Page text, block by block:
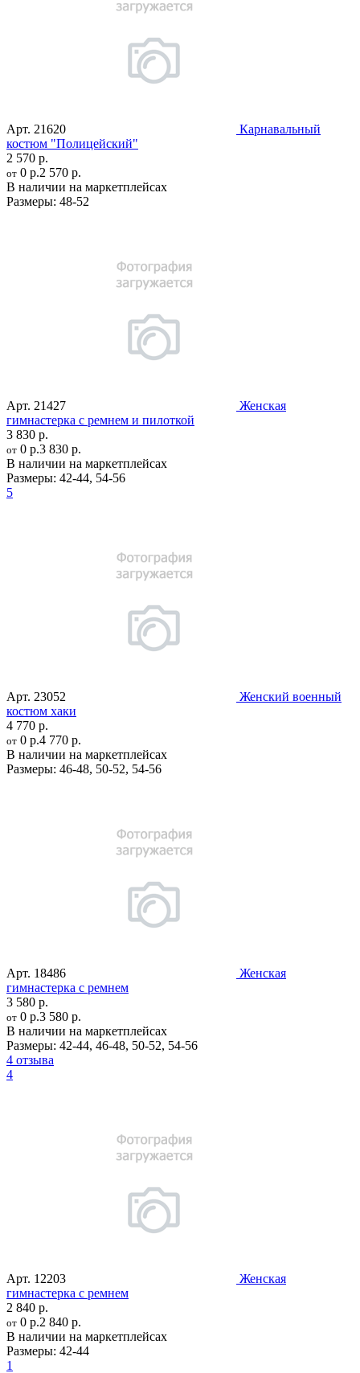
Арт. 21620
Карнавальный
костюм "Полицейский"
2 570 р.
от 0 р.2 570 р.
В наличии на маркетплейсах
Размеры: 48-52
Арт. 21427
Женская
гимнастерка с ремнем и пилоткой
3 830 р.
от 0 р.3 830 р.
В наличии на маркетплейсах
Размеры: 42-44, 54-56
5
Арт. 23052
Женский военный
костюм хаки
4 770 р.
от 0 р.4 770 р.
В наличии на маркетплейсах
Размеры: 46-48, 50-52, 54-56
Арт. 18486
Женская
гимнастерка с ремнем
3 580 р.
от 0 р.3 580 р.
В наличии на маркетплейсах
Размеры: 42-44, 46-48, 50-52, 54-56
4 отзыва
4
Арт. 12203
Женская
гимнастерка с ремнем
2 840 р.
от 0 р.2 840 р.
В наличии на маркетплейсах
Размеры: 42-44
1